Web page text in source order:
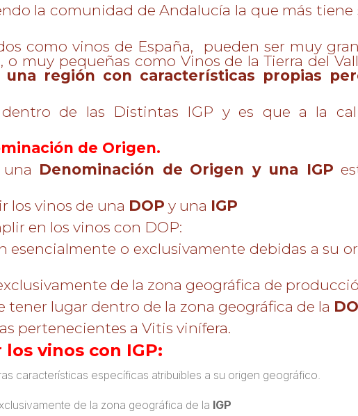
la comunidad de Andalucía la que más tiene
como vinos de España, pueden ser muy
, o muy pequeñas como Vinos de la Tierra del
región con características propias
dentro de las Distintas IGP y es que a la
de Origen.
Denominación de Origen y una IGP
los vinos de una DOP y una IGP
en los vinos con DOP:
esencialmente o exclusivamente debidas a su
de la zona geográfica de
tener lugar dentro de la zona geográfica de la
pertenecientes a Vitis vinífera.
vinos con IGP:
características específicas atribuibles a su origen geográfico.
de la zona geográfica de la IGP